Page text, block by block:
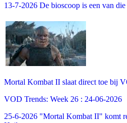
13-7-2026 De bioscoop is een van
Mortal Kombat II slaat direct toe bij
VOD Trends: Week 26 : 24-06-2026
25-6-2026 "Mortal Kombat II" komt